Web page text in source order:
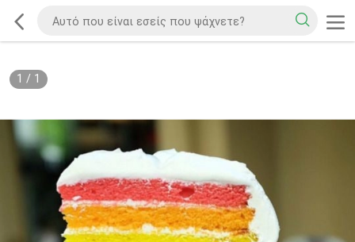
1 / 1